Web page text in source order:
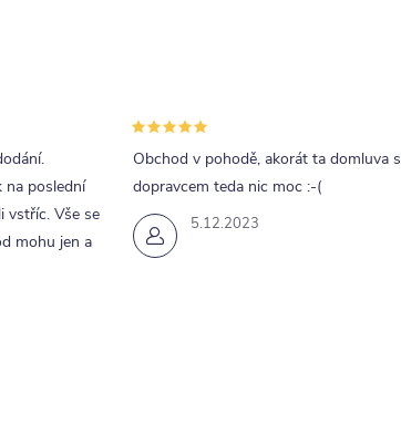
na poslední
vstříc. Vše se
mohu jen a
5.12.2023
Obchod v pohodě, akorát ta domluva s
dopravcem teda nic moc :-(